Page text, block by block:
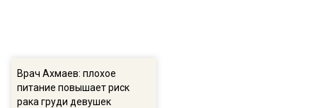
Врач Ахмаев: плохое
питание повышает риск
рака груди девушек